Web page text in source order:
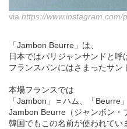
via https://www.instagram.com/
「Jambon Beurre」は、
日本ではパリジャンサンドと呼
フランスパンにはさまったサン
本場フランスでは
「Jambon」＝ハム、「Beurre
Jambon Beurre（ジャンボン・
韓国でもこの名前が使われてい